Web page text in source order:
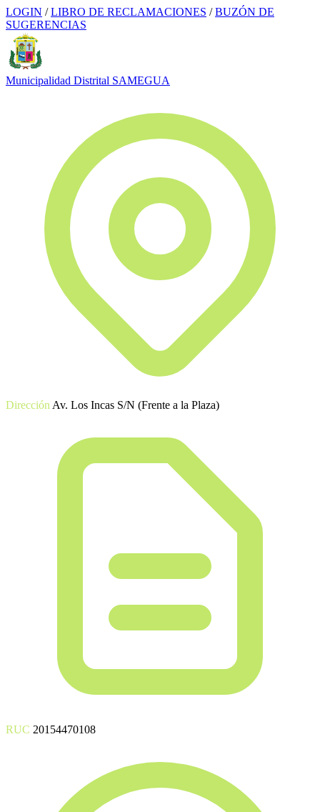
LOGIN / LIBRO DE RECLAMACIONES / BUZÓN DE
SUGERENCIAS
Municipalidad Distrital SAMEGUA
Dirección Av. Los Incas S/N (Frente a la Plaza)
RUC 20154470108